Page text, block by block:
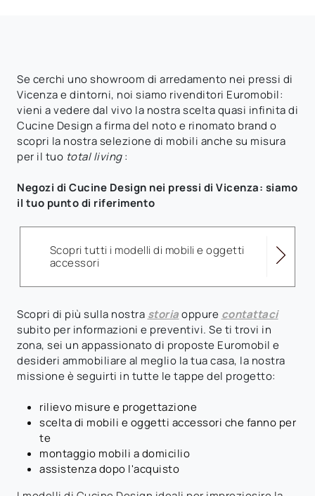
Se cerchi uno showroom di arredamento nei pressi di
Vicenza e dintorni, noi siamo rivenditori Euromobil:
vieni a vedere dal vivo la nostra scelta quasi infinita di
Cucine Design a firma del noto e rinomato brand o
scopri la nostra selezione di mobili anche su misura
per il tuo total living:
Negozi di Cucine Design nei pressi di Vicenza: siamo
il tuo punto di riferimento
Scopri tutti i modelli di mobili e oggetti
accessori
Scopri di più sulla nostra storiaoppure contattaci
subito per informazioni e preventivi. Se ti trovi in
zona, sei un appassionato di proposte Euromobil e
desideri ammobiliare al meglio la tua casa, la nostra
missione è seguirti in tutte le tappe del progetto:
rilievo misure e progettazione
scelta di mobili e oggetti accessori che fanno per
te
montaggio mobili a domicilio
assistenza dopo l'acquisto